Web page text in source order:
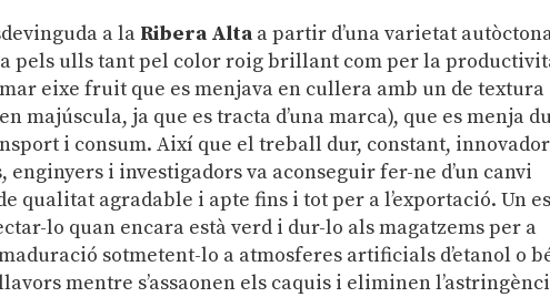
a la Ribera Alta a partir d’una varietat
pels ulls tant pel color roig brillant com per la
eixe fruit que es menjava en cullera amb un de textura
majúscula, ja que es tracta d’una marca), que es menja
i consum. Així que el treball dur, constant,
i investigadors va aconseguir fer-ne d’un canvi
qualitat agradable i apte fins i tot per a l’exportació. Un
lo quan encara està verd i dur-lo als magatzems per a
sotmetent-lo a atmosferes artificials d’etanol o
mentre s’assaonen els caquis i eliminen